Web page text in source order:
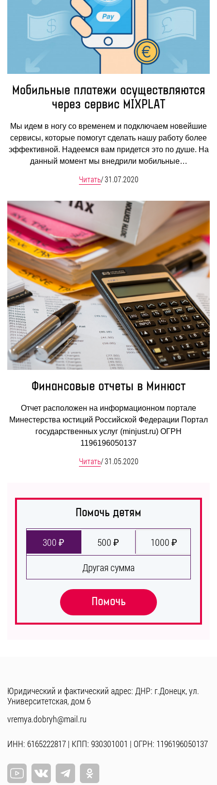
Мобильные платежи осуществляются
через сервис MIXPLAT
Мы идем в ногу со временем и подключаем новейшие
сервисы, которые помогут сделать нашу работу более
эффективной. Надеемся вам придется это по душе. На
данный момент мы внедрили мобильные…
Читать/31.07.2020
Финансовые отчеты в Минюст
Отчет расположен на информационном портале
Минестерства юстиций Российской Федерации Портал
государственных услуг (minjust.ru) ОГРН
1196196050137
Читать/31.05.2020
Помочь детям
300 ₽ 500 ₽
1000 ₽
Другая сумма
Помочь
Юридический и фактический адрес: ДНР: г.Донецк, ул.
Университетская, дом 6
vremya.dobryh@mail.ru
ИНН: 6165222817 | КПП: 930301001 | ОГРН: 1196196050137